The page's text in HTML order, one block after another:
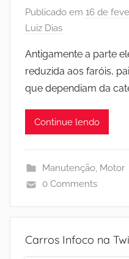
Publicado em 16 de
Luiz Dias
Antigamente a parte
reduzida aos faróis,
que dependiam da
Continue lendo
Manutenção, Motor
0 Comments
Carros Infoco na